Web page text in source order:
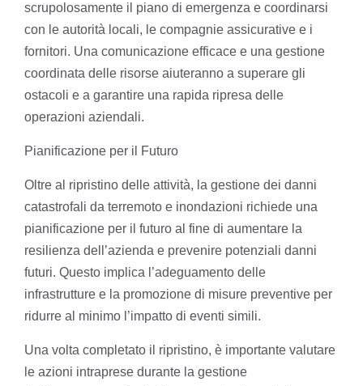
scrupolosamente il piano di emergenza e coordinarsi
con le autorità locali, le compagnie assicurative e i
fornitori. Una comunicazione efficace e una gestione
coordinata delle risorse aiuteranno a superare gli
ostacoli e a garantire una rapida ripresa delle
operazioni aziendali.
Pianificazione per il Futuro
Oltre al ripristino delle attività, la gestione dei danni
catastrofali da terremoto e inondazioni richiede una
pianificazione per il futuro al fine di aumentare la
resilienza dell’azienda e prevenire potenziali danni
futuri. Questo implica l’adeguamento delle
infrastrutture e la promozione di misure preventive per
ridurre al minimo l’impatto di eventi simili.
Una volta completato il ripristino, è importante valutare
le azioni intraprese durante la gestione